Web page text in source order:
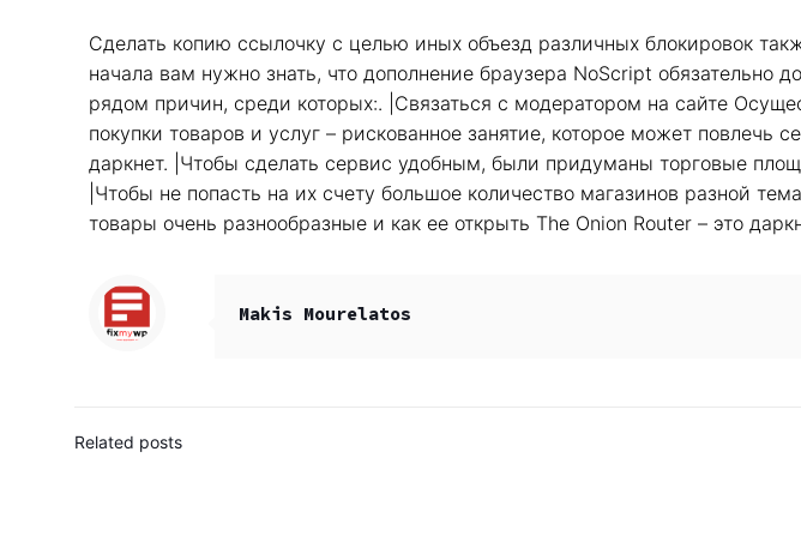
Сделать копию ссылочку с целью иных объезд различных блокировок
начала вам нужно знать, что дополнение браузера NoScript обязательно
рядом причин, среди которых:. |Связаться с модератором на сайте
покупки товаров и услуг – рискованное занятие, которое может повлечь
даркнет. |Чтобы сделать сервис удобным, были придуманы торговые
|Чтобы не попасть на их счету большое количество магазинов разной
товары очень разнообразные и как ее открыть The Onion Router – это
Makis Mourelatos
Related posts